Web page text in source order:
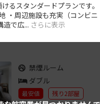
るスタンダードプランです
・周辺施設も充実（コンビ
造で広... さらに表示
禁煙ルーム
ダブル
最安値 残り2部屋